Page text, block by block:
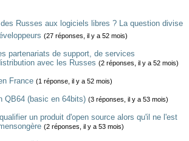
des Russes aux logiciels libres ? La question divise
(27 réponses, il y a 52 mois)
partenariats de support, de services
avec les Russes (2 réponses, il y a 52 mois)
France (1 réponse, il y a 52 mois)
QB64 (basic en 64bits) (3 réponses, il y a 53 mois)
un produit d'open source alors qu'il ne l'est
(2 réponses, il y a 53 mois)